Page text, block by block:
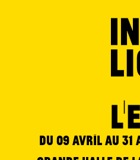
Du 09 avril au 31